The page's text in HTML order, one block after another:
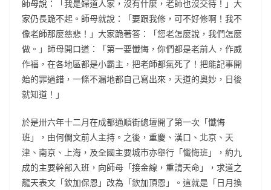
師母說：「我是婦道人家，沒有什麼，老師也沒交待！」大
家仍長跪不起。師母就說：「要跟我修，可不好修啊！我不
像老師那麼慈悲！」大家跪著答：「您老怎麼說，我們怎麼
做。」師母開口道：「第一要懺悔，你們都是老前人，作威
作福，在各地區都是小霸主，把老師都氣死了！把能記事開
始的罪過錯，一條不漏地都自己寫出來，天道的奧妙，日後
就知道！」
於是卅六年十二月在成都通順街總壇開了第一次「懺悔
班」，由何僩文前人主持。之後，重慶、漢口、北京、天
津、南京、上海，及全國主要城市亦舉行「懺悔班」，約九
成的主要幹部入班，向師母「接金線，重請天命」，求道之
龍天表文「欽加保恩」改為「欽加頂恩」。這就是「日月換